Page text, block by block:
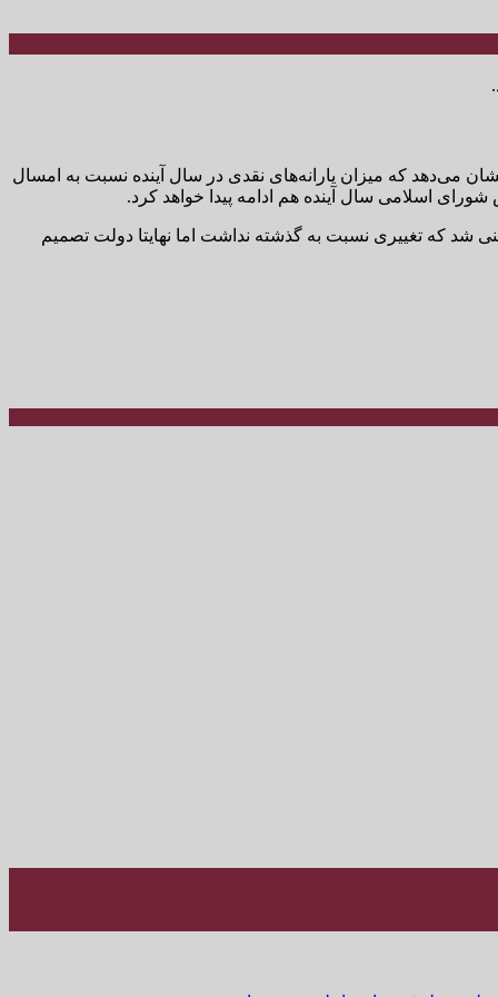
می‌دهد که میزان یارانه‌های نقدی در سال آینده نسبت به امسال
یارانه معیشتی مربوط به بنزین پیش بینی شد که تغییری نسبت به گذشته نداشت اما نهایتا دولت تصمیم